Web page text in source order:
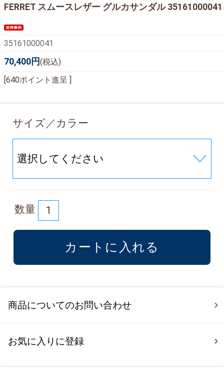
FERRET スムースレザー グルカサンダル 35161000041
35161000041
70,400円(税込)
[640ポイント進呈 ]
サイズ／カラー
数量
商品についてのお問い合わせ
お気に入りに登録